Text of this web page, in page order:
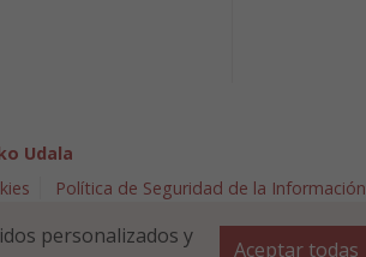
Udala
Política de Seguridad de la Información
ayuntamiento@tafalla.es
personalizados y
Aceptar todas